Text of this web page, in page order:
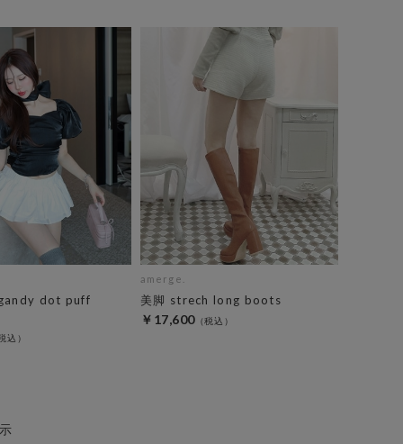
dot puff
amerge.
美脚 strech long boots
￥17,600